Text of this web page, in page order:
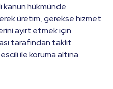
kanun hükmünde
üretim, gerekse hizmet
ayırt etmek için
tarafından taklit
ile koruma altına